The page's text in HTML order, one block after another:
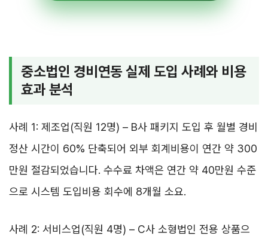
중소법인 경비연동 실제 도입 사례와 비용
효과 분석
사례 1: 제조업(직원 12명) – B사 패키지 도입 후 월별 경비
정산 시간이 60% 단축되어 외부 회계비용이 연간 약 300
만원 절감되었습니다. 수수료 차액은 연간 약 40만원 수준
으로 시스템 도입비용 회수에 8개월 소요.
사례 2: 서비스업(직원 4명) – C사 소형법인 전용 상품으